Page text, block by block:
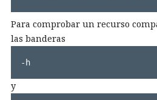
Para comprobar un recurso
las banderas
-h
y